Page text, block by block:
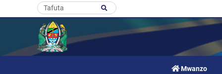
Mwanzo